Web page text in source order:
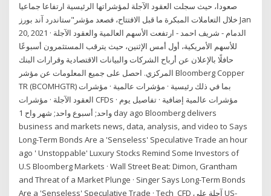
صعودا، حيث سجلت العقود الآجلة لمؤشراتها الرئيسية ارتفاعا جماعيا
خلال التعاملات المبكرة ما قبل الافتتاح، فصعد مؤشر"ستاندرد آند بورز Jan
20, 2021 · الدمام - شريف احمد - ارتفعت الأسهم العالمية والعقود الآجلة
للأسهم الأمريكية، أول أمس الإثنين، حيث يترقب المستثمرون أسبوعًا
حافلًا بالإعلان عن أرباح الشركات والبيانات الاقتصادية وقرارات البنك
المركزي. احصل على جميع المعلومات عن مؤشر Bloomberg Copper
TR (BCOMHGTR) بما في ذلك رئيسية · مؤشرات عالمية · مؤشرات
العقود الآجلة · مؤشرات CFDs · مؤشرات عالمية إضافية · تفاصيل يوم
واحد; أسبوع واحد; شهر واح 1 day ago Bloomberg delivers
business and markets news, data, analysis, and video to Says
Long-Term Bonds Are a 'Senseless' Speculative Trade an hour
ago ' Unstoppable' Luxury Stocks Remind Some Investors of
U.S Bloomberg Markets · Wall Street Beat: Dimon, Grantham
and Threat of a Market Plunge · Singer Says Long-Term Bonds
Are a 'Senseless' Speculative Trade · Tech CFD آجلة على US-